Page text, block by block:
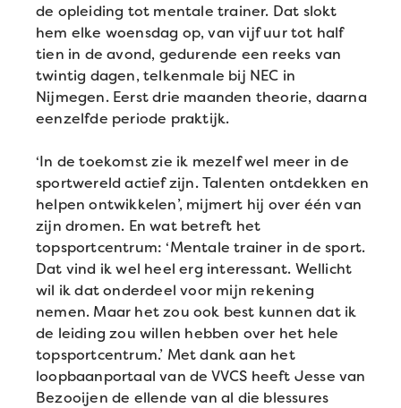
de opleiding tot mentale trainer. Dat slokt
hem elke woensdag op, van vijf uur tot half
tien in de avond, gedurende een reeks van
twintig dagen, telkenmale bij NEC in
Nijmegen. Eerst drie maanden theorie, daarna
eenzelfde periode praktijk.
‘In de toekomst zie ik mezelf wel meer in de
sportwereld actief zijn. Talenten ontdekken en
helpen ontwikkelen’, mijmert hij over één van
zijn dromen. En wat betreft het
topsportcentrum: ‘Mentale trainer in de sport.
Dat vind ik wel heel erg interessant. Wellicht
wil ik dat onderdeel voor mijn rekening
nemen. Maar het zou ook best kunnen dat ik
de leiding zou willen hebben over het hele
topsportcentrum.’ Met dank aan het
loopbaanportaal van de VVCS heeft Jesse van
Bezooijen de ellende van al die blessures